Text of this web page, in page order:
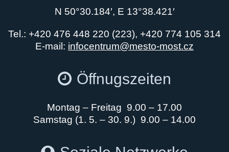
N 50°30.184′, E 13°38.421′
Tel.: +420 476 448 220 (223), +420 774 105 314
E-mail: infocentrum@mesto-most.cz
Öffnugszeiten
Montag – Freitag 9.00 – 17.00
Samstag (1. 5. – 30. 9.) 9.00 – 14.00